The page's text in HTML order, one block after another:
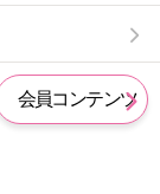
会員コンテンツ